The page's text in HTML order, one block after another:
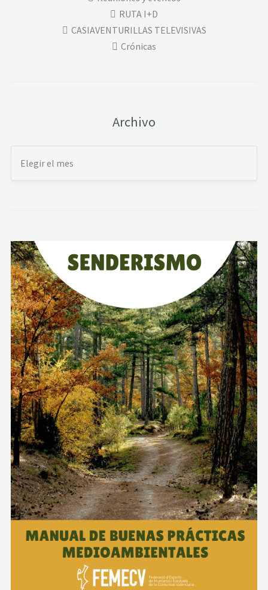
RUTA I+D
CASIAVENTURILLAS TELEVISIVAS
Crónicas
Archivo